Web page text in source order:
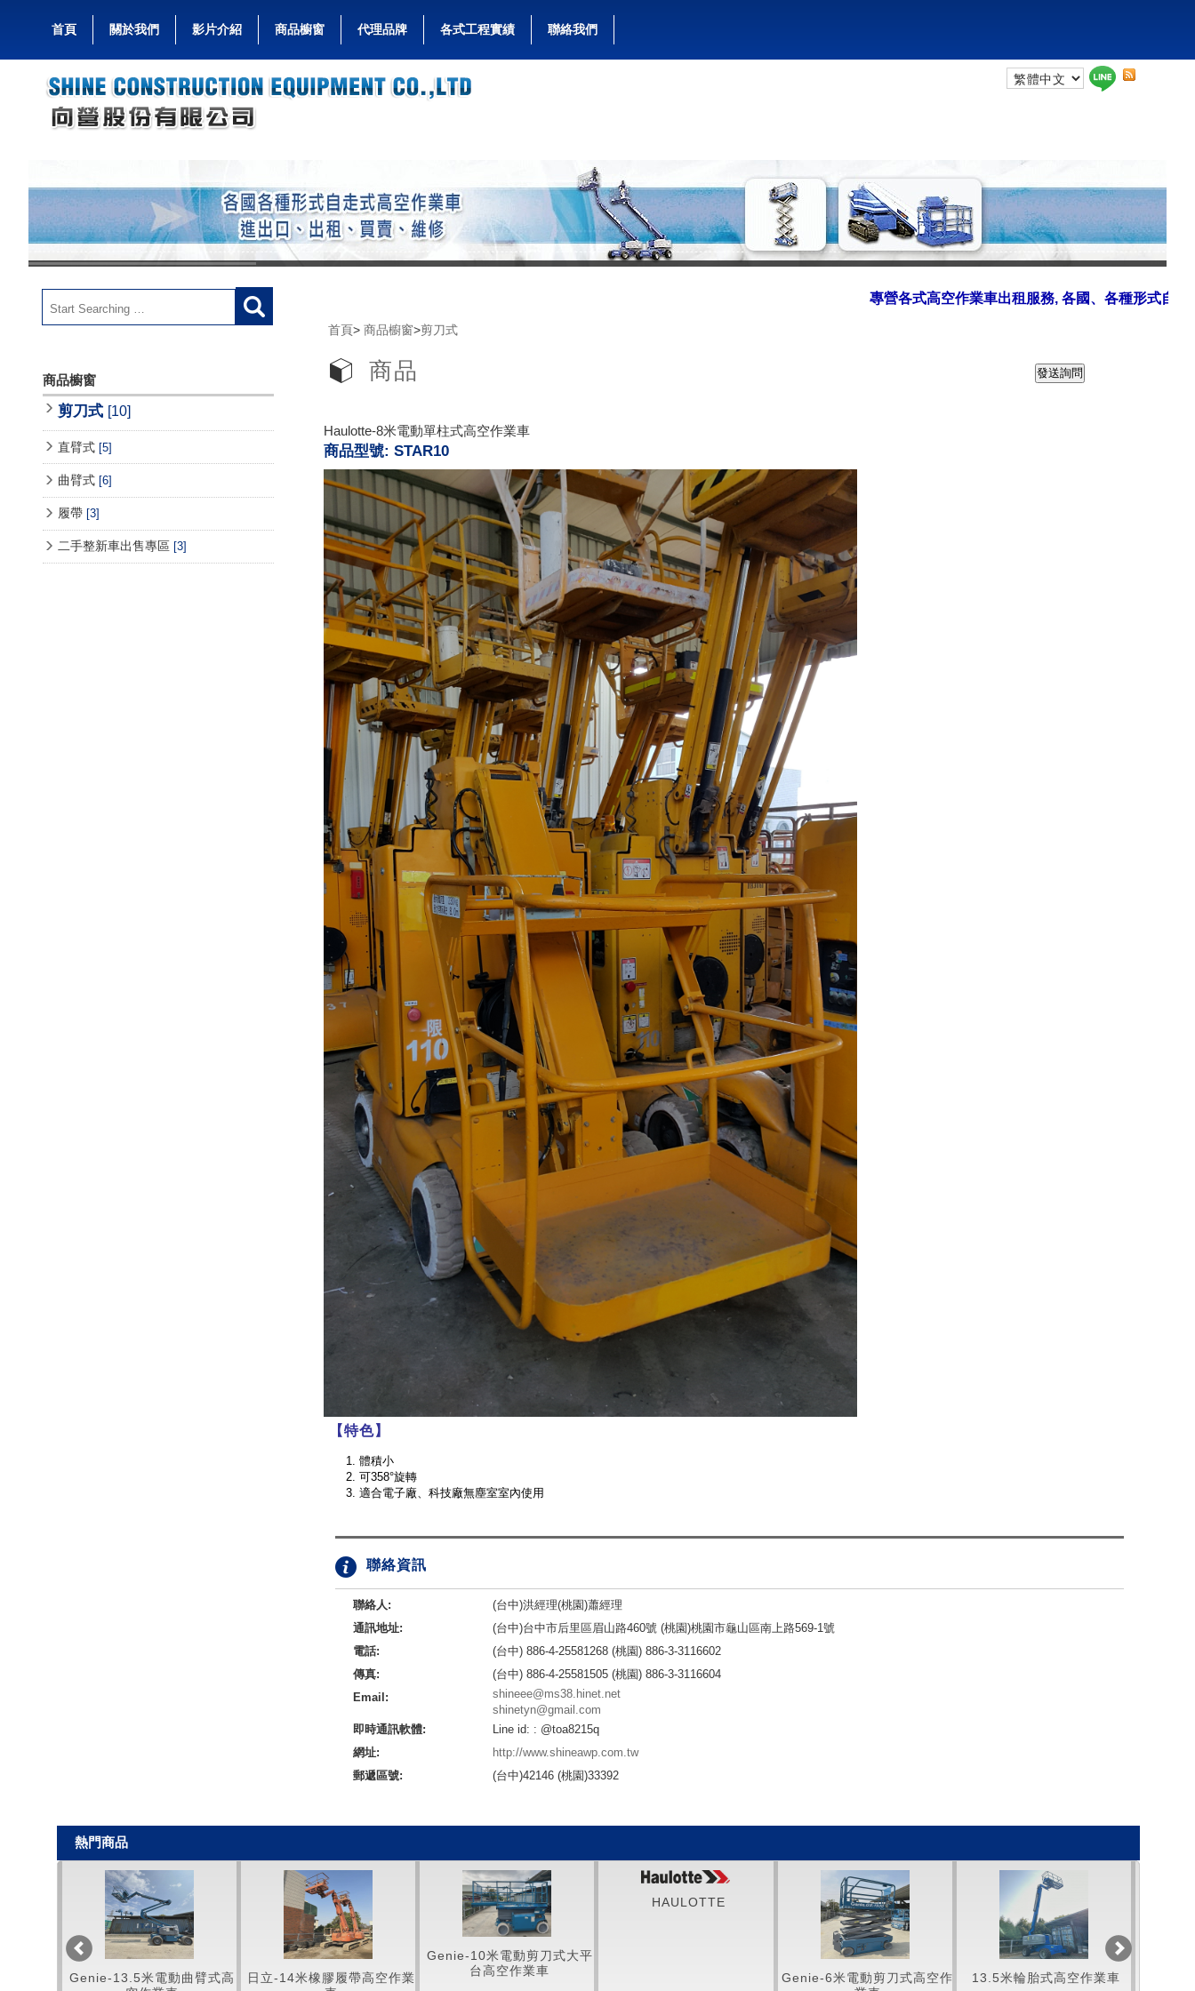
首頁 關於我們 影片介紹 商品櫥窗 代理品牌 各式工程實績 聯絡我們
商品櫥窗
剪刀式 [10]
直臂式 [5]
曲臂式 [6]
履帶 [3]
二手整新車出售專區 [3]
專營各式高空作業車出租服務, 各國、各種形式自走式高空
首頁> 商品櫥窗>剪刀式
商品
Haulotte-8米電動單柱式高空作業車
商品型號: STAR10
【特色】
體積小
可358°旋轉
適合電子廠、科技廠無塵室室內使用
聯絡資訊
聯絡人:
(台中)洪經理(桃園)蕭經理
通訊地址:
(台中)台中市后里區眉山路460號 (桃園)桃園市龜山區南上路569-1號
電話:
(台中) 886-4-25581268 (桃園) 886-3-3116602
傳真:
(台中) 886-4-25581505 (桃園) 886-3-3116604
Email:
shineee@ms38.hinet.net
shinetyn@gmail.com
即時通訊軟體:
Line id: : @toa8215q
網址:
http://www.shineawp.com.tw
郵遞區號:
(台中)42146 (桃園)33392
熱門商品
Genie-13.5米電動曲臂式高
日立-14米橡膠履帶高空作業
Genie-10米電動剪刀式大平
台高空作業車
HAULOTTE
Genie-6米電動剪刀式高空作
13.5米輪胎式高空作業車
Genie-13.5米